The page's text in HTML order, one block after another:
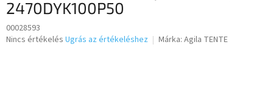
2470DYK100P50
00028593
A
Nincs értékelés Ugrás az értékeléshez Márka: Agila TENTE